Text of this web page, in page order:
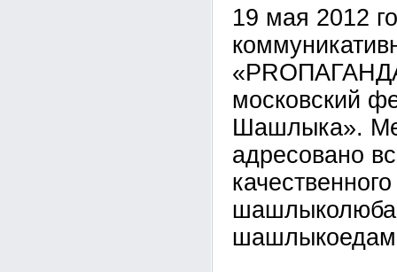
19 мая 2012
московский
Шашлыка».
адресовано